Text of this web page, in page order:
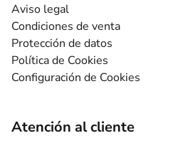
Aviso legal
Condiciones de venta
Protección de datos
Política de Cookies
Configuración de Cookies
Atención al cliente